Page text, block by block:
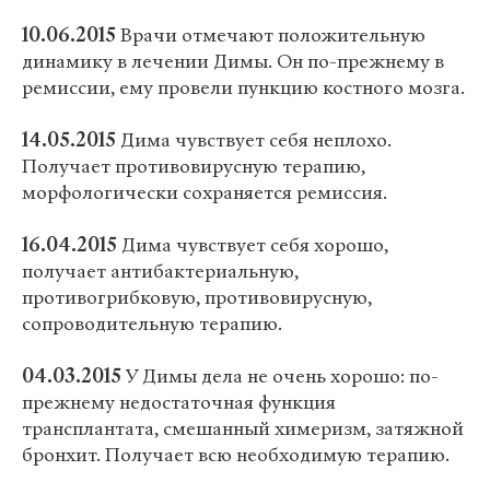
10.06.2015Врачи отмечают положительную
динамику в лечении Димы. Он по-прежнему в
ремиссии, ему провели пункцию костного мозга.
14.05.2015 Дима чувствует себя неплохо.
Получает противовирусную терапию,
морфологически сохраняется ремиссия.
16.04.2015 Дима чувствует себя хорошо,
получает антибактериальную,
противогрибковую, противовирусную,
сопроводительную терапию.
04.03.2015У Димы дела не очень хорошо: по-
прежнему недостаточная функция
трансплантата, смешанный химеризм, затяжной
бронхит. Получает всю необходимую терапию.